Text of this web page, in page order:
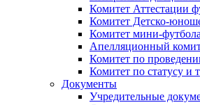
Комитет Аттестации
Комитет Детско-
Комитет мини-
Апелляционный
Комитет по
Комитет по статусу и
Документы
Учредительные